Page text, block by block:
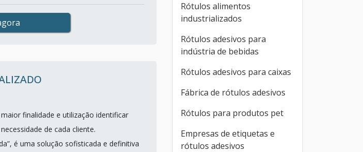
finalidade e utilização identificar
de cada cliente.
é uma solução sofisticada e definitiva
Rótulos alimentos
industrializados
Rótulos adesivos para
indústria de bebidas
Rótulos adesivos para caixas
Fábrica de rótulos adesivos
Rótulos para produtos pet
Empresas de etiquetas e
rótulos adesivos